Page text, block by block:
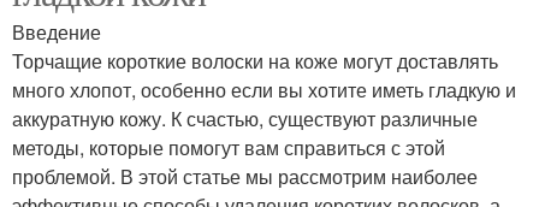
Введение
Торчащие короткие волоски на коже могут доставлять
много хлопот, особенно если вы хотите иметь гладкую и
аккуратную кожу. К счастью, существуют различные
методы, которые помогут вам справиться с этой
проблемой. В этой статье мы рассмотрим наиболее